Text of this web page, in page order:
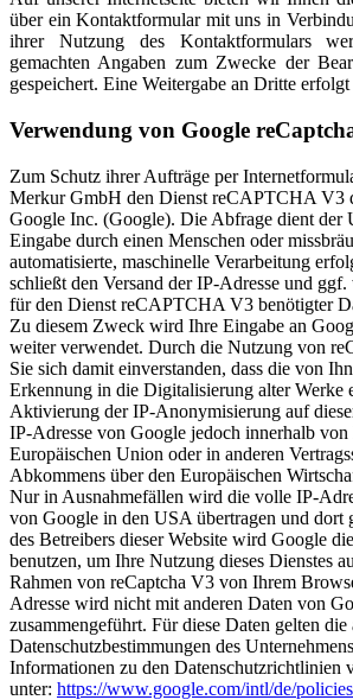
über ein Kontaktformular mit uns in
ihrer Nutzung des Kontaktformulars
gemachten Angaben zum Zwecke der
gespeichert. Eine Weitergabe an Dritte
Verwendung von Google
Zum Schutz ihrer Aufträge per
Merkur GmbH den Dienst reCAPTCHA V3
Google Inc. (Google). Die Abfrage dient der
Eingabe durch einen Menschen oder
automatisierte, maschinelle Verarbeitung
schließt den Versand der IP-Adresse und
für den Dienst reCAPTCHA V3 benötigter
Zu diesem Zweck wird Ihre Eingabe an
weiter verwendet. Durch die Nutzung von
Sie sich damit einverstanden, dass die von
Erkennung in die Digitalisierung alter Werke
Aktivierung der IP-Anonymisierung auf
IP-Adresse von Google jedoch innerhalb
Europäischen Union oder in anderen
Abkommens über den Europäischen
Nur in Ausnahmefällen wird die volle IP-
von Google in den USA übertragen und dort
des Betreibers dieser Website wird Google
benutzen, um Ihre Nutzung dieses Dienstes
Rahmen von reCaptcha V3 von Ihrem
Adresse wird nicht mit anderen Daten von
zusammengeführt. Für diese Daten gelten die
Datenschutzbestimmungen des
Informationen zu den Datenschutzrichtlinien
unter: https://www.google.com/intl/de/